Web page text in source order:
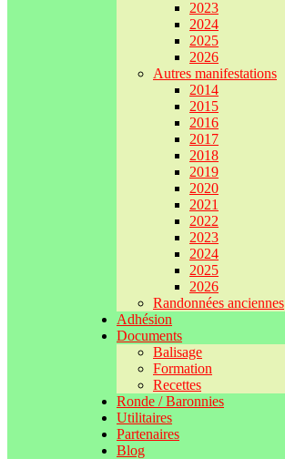
2023
2024
2025
2026
Autres manifestations
2014
2015
2016
2017
2018
2019
2020
2021
2022
2023
2024
2025
2026
Randonnées anciennes
Adhésion
Documents
Balisage
Formation
Recettes
Ronde / Baronnies
Utilitaires
Partenaires
Blog